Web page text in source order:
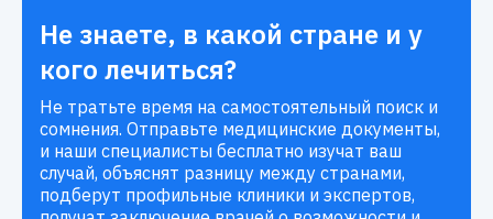
Не знаете, в какой стране и у
кого лечиться?
Не тратьте время на самостоятельный поиск и
сомнения. Отправьте медицинские документы,
и наши специалисты бесплатно изучат ваш
случай, объяснят разницу между странами,
подберут профильные клиники и экспертов,